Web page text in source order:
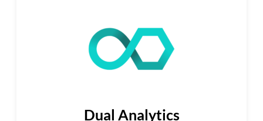
Dual Analytics